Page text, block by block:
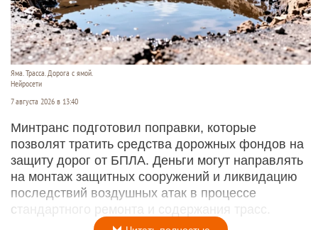
Яма. Трасса. Дорога с ямой.
Нейросети
7 августа 2026 в 13:40
Минтранс подготовил поправки, которые
позволят тратить средства дорожных фондов на
защиту дорог от БПЛА. Деньги могут направлять
на монтаж защитных сооружений и ликвидацию
последствий воздушных атак в процессе
стандартного ремонта и содержания трасс.